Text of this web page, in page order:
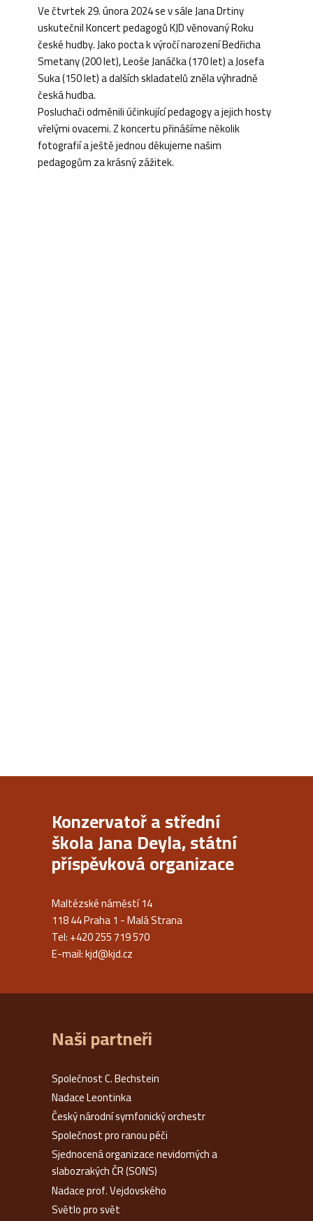
Ve čtvrtek 29. února 2024 se v sále Jana Drtiny
uskutečnil Koncert pedagogů KJD věnovaný Roku
české hudby. Jako pocta k výročí narození Bedřicha
Smetany (200 let), Leoše Janáčka (170 let) a Josefa
Suka (150 let) a dalších skladatelů zněla výhradně
česká hudba.
Posluchači odměnili účinkující pedagogy a jejich hosty
vřelými ovacemi. Z koncertu přinášíme několik
fotografií a ještě jednou děkujeme našim
pedagogům za krásný zážitek.
Konzervatoř a střední
škola Jana Deyla, státní
příspěvková organizace
Maltézské náměstí 14
118 44 Praha 1 - Malá Strana
Tel: +420 255 719 570
E-mail:kjd@kjd.cz
Naši partneři
Společnost C. Bechstein
Nadace Leontinka
Český národní symfonický orchestr
Společnost pro ranou péči
Sjednocená organizace nevidomých a
slabozrakých ČR (SONS)
Nadace prof. Vejdovského
Světlo pro svět